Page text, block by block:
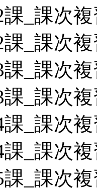
_課次
_課次
_課次
_課次
_課次
_課次
_課次